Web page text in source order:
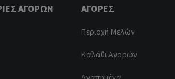
ΑΓΟΡΏΝ ΑΓΟΡΈΣ
Περιοχή Μελών
Καλάθι Αγορών